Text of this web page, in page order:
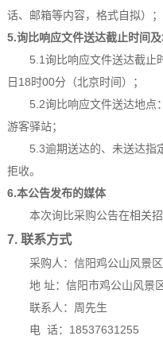
话、邮箱等内容，格式自拟）；
5.询比响应文件送达截止时间及
5.1询比响应文件送达截止
日18时00分（北京时间）；
5.2询比响应文件送达地点
游客驿站；
5.3逾期送达的、未送达指
拒收。
6.本公告发布的媒体
本次询比采购公告在相关
7. 联系方式
采购人：信阳鸡公山风景
地 址：信阳市鸡公山风景
联系人：周先生
电 话： 18537631255
2026